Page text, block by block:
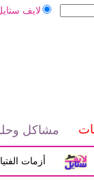
لايف
مشاكل
أزمات الفتيات